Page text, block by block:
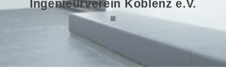
Ingenieurverein Koblenz e.V.